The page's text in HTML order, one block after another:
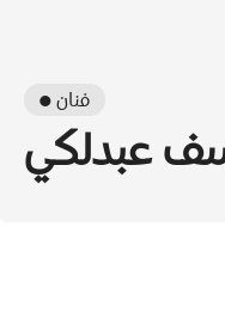
● فنان
عبدلكي